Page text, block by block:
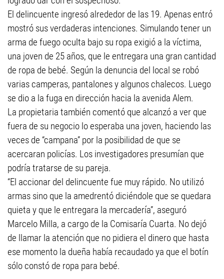
El delincuente ingresó alrededor de las 19. Apenas entró
mostró sus verdaderas intenciones. Simulando tener un
arma de fuego oculta bajo su ropa exigió a la víctima,
una joven de 25 años, que le entregara una gran cantidad
de ropa de bebé. Según la denuncia del local se robó
varias camperas, pantalones y algunos chalecos. Luego
se dio a la fuga en dirección hacia la avenida Alem.
La propietaria también comentó que alcanzó a ver que
fuera de su negocio lo esperaba una joven, haciendo las
veces de “campana” por la posibilidad de que se
acercaran policías. Los investigadores presumían que
podría tratarse de su pareja.
“El accionar del delincuente fue muy rápido. No utilizó
armas sino que la amedrentó diciéndole que se quedara
quieta y que le entregara la mercadería”, aseguró
Marcelo Milla, a cargo de la Comisaría Cuarta. No dejó
de llamar la atención que no pidiera el dinero que hasta
ese momento la dueña había recaudado ya que el botín
sólo constó de ropa para bebé.